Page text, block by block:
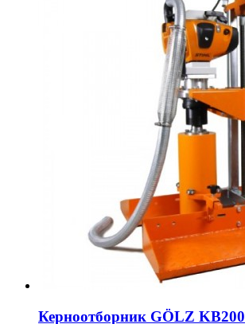
Керноотборник GÖLZ KB200